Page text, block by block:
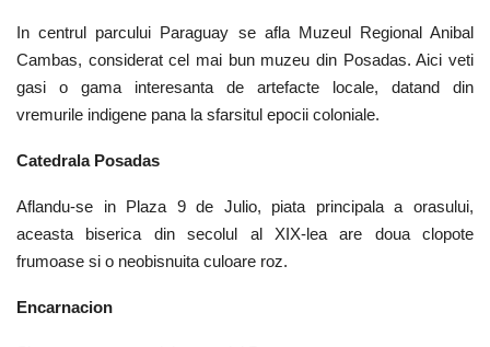
In centrul parcului Paraguay se afla Muzeul Regional Anibal
Cambas, considerat cel mai bun muzeu din Posadas. Aici veti
gasi o gama interesanta de artefacte locale, datand din
vremurile indigene pana la sfarsitul epocii coloniale.
Catedrala Posadas
Aflandu-se in Plaza 9 de Julio, piata principala a orasului,
aceasta biserica din secolul al XIX-lea are doua clopote
frumoase si o neobisnuita culoare roz.
Encarnacion